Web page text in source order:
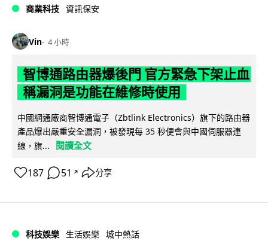
商業科技 資訊保安
Vin 4 小時
智博通路由器爆後門 官方緊急下架止血
稱漏洞是功能在維修時使用
中國網通廠商智博通電子（Zbtlink Electronics）旗下的路由器
產品爆出嚴重安全漏洞，被發現每 35 秒便會與中國伺服器連
線，旗...
閱讀全文
187 51 ↗ 分享
科技娛樂 生活娛樂 城中熱話